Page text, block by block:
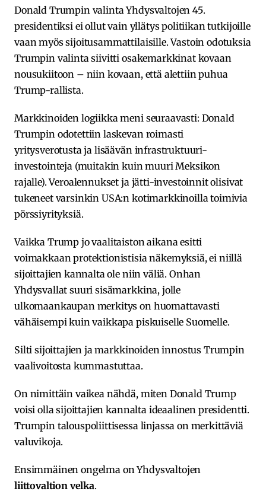
Donald Trumpin valinta Yhdysvaltojen 45.
presidentiksi ei ollut vain yllätys politiikan tutkijoille
vaan myös sijoitusammattilaisille. Vastoin odotuksia
Trumpin valinta siivitti osakemarkkinat kovaan
nousukiitoon – niin kovaan, että alettiin puhua
Trump-rallista.
Markkinoiden logiikka meni seuraavasti: Donald
Trumpin odotettiin laskevan roimasti
yritysverotusta ja lisäävän infrastruktuuri-
investointeja (muitakin kuin muuri Meksikon
rajalle). Veroalennukset ja jätti-investoinnit olisivat
tukeneet varsinkin USA:n kotimarkkinoilla toimivia
pörssiyrityksiä.
Vaikka Trump jo vaalitaiston aikana esitti
voimakkaan protektionistisia näkemyksiä, ei niillä
sijoittajien kannalta ole niin väliä. Onhan
Yhdysvallat suuri sisämarkkina, jolle
ulkomaankaupan merkitys on huomattavasti
vähäisempi kuin vaikkapa piskuiselle Suomelle.
Silti sijoittajien ja markkinoiden innostus Trumpin
vaalivoitosta kummastuttaa.
On nimittäin vaikea nähdä, miten Donald Trump
voisi olla sijoittajien kannalta ideaalinen presidentti.
Trumpin talouspoliittisessa linjassa on merkittäviä
valuvikoja.
Ensimmäinen ongelma on Yhdysvaltojen
liittovaltion velka.